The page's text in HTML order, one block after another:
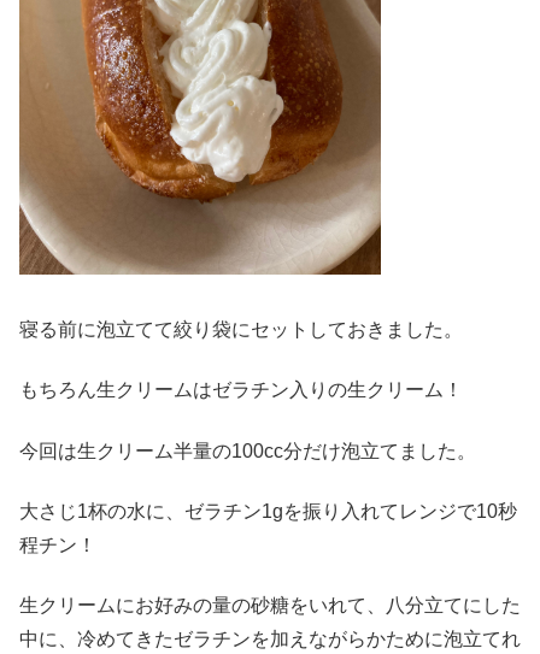
寝る前に泡立てて絞り袋にセットしておきました。
もちろん生クリームはゼラチン入りの生クリーム！
今回は生クリーム半量の100cc分だけ泡立てました。
大さじ1杯の水に、ゼラチン1gを振り入れてレンジで10秒
程チン！
生クリームにお好みの量の砂糖をいれて、八分立てにした
中に、冷めてきたゼラチンを加えながらかために泡立てれ